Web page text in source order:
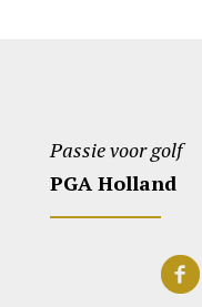
Passie voor golf
PGA Holland